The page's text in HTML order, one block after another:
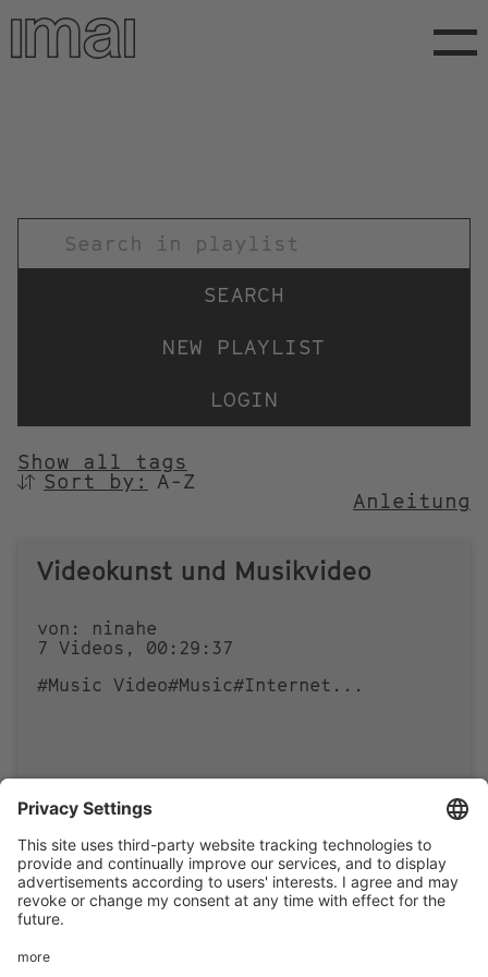
Skip
main
NEW PLAYLIST
LOGIN
Show all tags
SORTIEREN
Sort by:
Anleitung
Videokunst und Musikvideo
von: ninahe
7 Videos, 00:29:37
#Music Video#Music#Internet ...
0 0
Footer
menu
LEGAL NOTICE PRIVACY
IMAI PLAY CONDITIONS OF USE